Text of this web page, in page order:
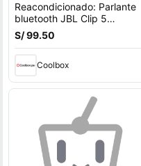
Reacondicionado: Parlante
bluetooth JBL Clip 5
potencia 7W, resistente al
agua IP67, hasta 12 horas de
S/ 99.50
Coolbox